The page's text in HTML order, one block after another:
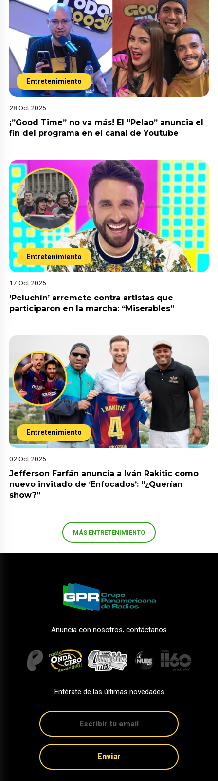
Entretenimiento
28 Oct 2025
¡”Good Time” no va más! El “Pelao” anuncia el
fin del programa en el canal de Youtube
Entretenimiento
17 Oct 2025
‘Peluchín’ arremete contra artistas que
participaron en la marcha: “Miserables”
Entretenimiento
02 Oct 2025
Jefferson Farfán anuncia a Iván Rakitic como
nuevo invitado de ‘Enfocados’: “¿Querían
show?”
MÁS ENTRETENIMIENTO
Anuncia con nosotros, contáctanos
Entérate de las últimas novedades
Enviar